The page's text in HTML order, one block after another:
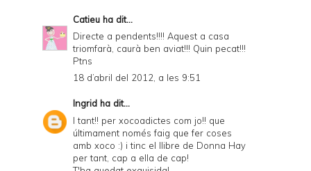
Catieu ha dit...
Directe a pendents!!!! Aquest a casa
triomfarà, caurà ben aviat!!! Quin pecat!!!
Ptns
18 d’abril del 2012, a les 9:51
Ingrid ha dit...
I tant!! per xocoadictes com jo!! que
últimament només faig que fer coses
amb xoco :) i tinc el llibre de Donna Hay
per tant, cap a ella de cap!